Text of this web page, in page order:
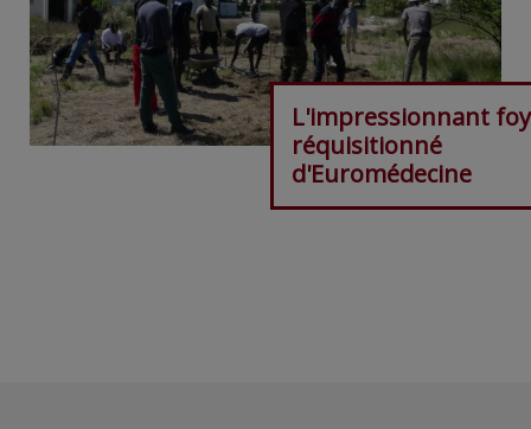
L'impressionnant
réquisitionné
d'Euromédecine